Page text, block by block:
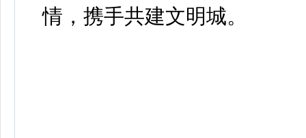
情，携手共建文明城。